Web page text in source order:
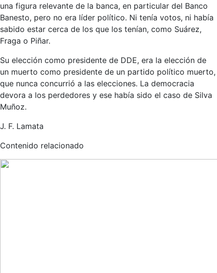
una figura relevante de la banca, en particular del Banco
Banesto, pero no era líder político. Ni tenía votos, ni había
sabido estar cerca de los que los tenían, como Suárez,
Fraga o Piñar.
Su elección como presidente de DDE, era la elección de
un muerto como presidente de un partido político muerto,
que nunca concurrió a las elecciones. La democracia
devora a los perdedores y ese había sido el caso de Silva
Muñoz.
J. F. Lamata
Contenido relacionado